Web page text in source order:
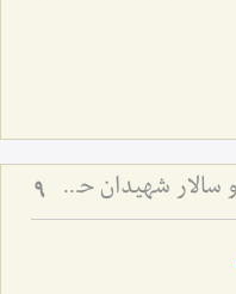
کیفیت و آداب عزاداری سید و سالار شهیدان حضرت أباعبداللَه الحسین علیه السلام 9